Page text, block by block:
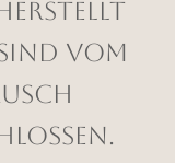
vom